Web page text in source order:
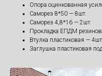
Опора оцинкованная
Саморез 8*50 — 8шт.
Саморез 4,8*16 — 2шт.
Прокладка ЕПДМ
Втулка пластиковая — 4шт.
Заглушка пластиковая